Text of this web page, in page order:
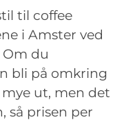
til coffee
i Amster ved
du
bli på omkring
mye ut, men det
så prisen per